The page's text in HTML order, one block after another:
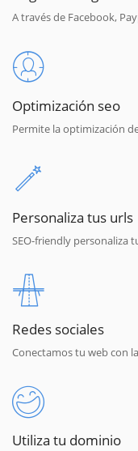
A través de Facebook,
Optimización seo
Permite la optimización
Personaliza tus urls
SEO-friendly personaliza
Redes sociales
Conectamos tu web con
Utiliza tu dominio